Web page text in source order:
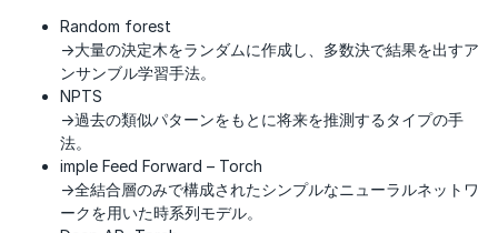
Random forest
→大量の決定木をランダムに作成し、多数決で結果を出すア
ンサンブル学習手法。
NPTS
→過去の類似パターンをもとに将来を推測するタイプの手
法。
imple Feed Forward – Torch
→全結合層のみで構成されたシンプルなニューラルネットワ
ークを用いた時系列モデル。